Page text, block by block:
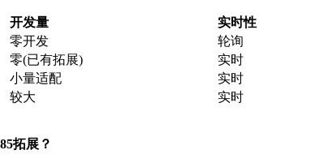
开发量 实时性
零开发 轮询
零(已有拓展) 实时
小量适配 实时
较大 实时
拓展？